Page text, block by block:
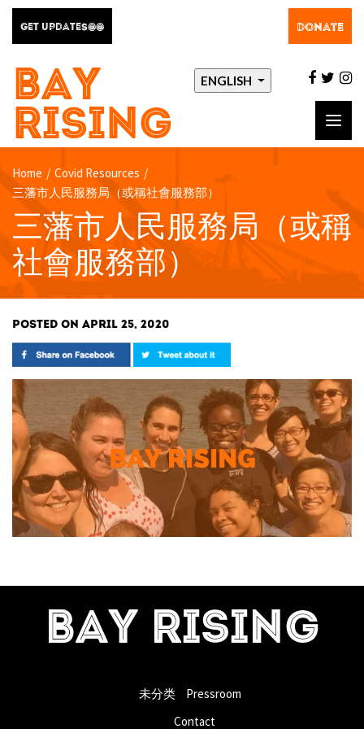
GET UPDATES@@ DONATE
BAY
RISING
ENGLISH
Home / Covid Resources /
三藩市人民服務局（或稱社會服務部）
三藩市人民服務局（或稱
社會服務部）
POSTED ON APRIL 25, 2020
BAY RISING
未分类
Pressroom
Contact